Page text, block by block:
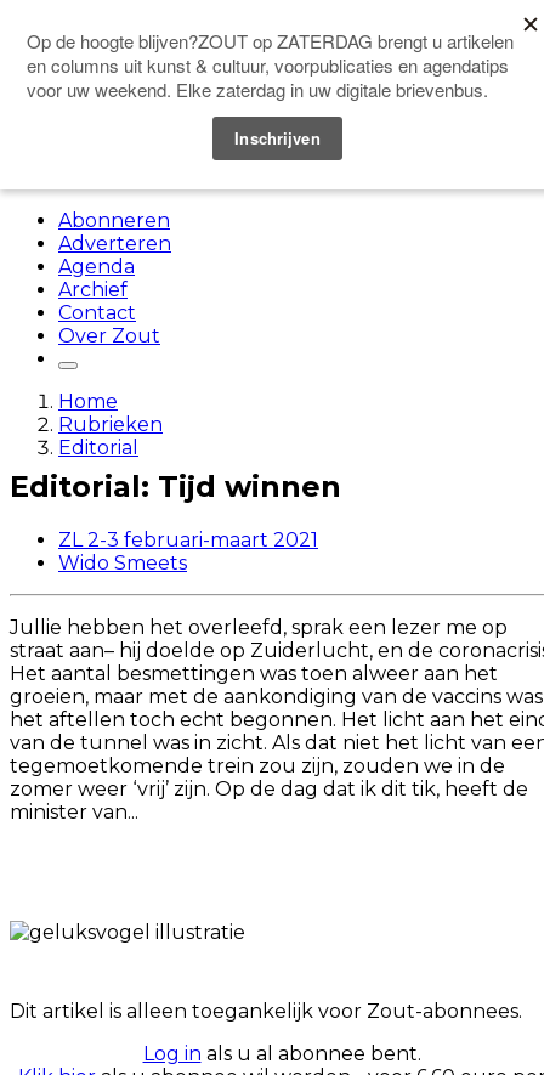
Doneer
Abonneren
Adverteren
Agenda
Archief
Contact
Over Zout
Home
Rubrieken
Editorial
Editorial: Tijd winnen
ZL 2-3 februari-maart 2021
Wido Smeets
Jullie hebben het overleefd, sprak een lezer me op
straat aan– hij doelde op Zuiderlucht, en de
Het aantal besmettingen was toen alweer aan het
groeien, maar met de aankondiging van de vaccins was
het aftellen toch echt begonnen. Het licht aan het
van de tunnel was in zicht. Als dat niet het licht van
tegemoetkomende trein zou zijn, zouden we in de
zomer weer ‘vrij’ zijn. Op de dag dat ik dit tik, heeft de
minister van...
Dit artikel is alleen toegankelijk voor Zout-abonnees.
Log in als u al abonnee bent.